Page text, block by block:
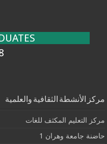
مركز الأنشطة الثقافية والعلمية
مركز التعليم المكثف للغات
حاضنة جامعة وهران 1